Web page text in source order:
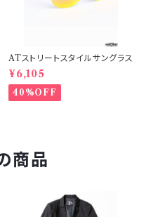
ATストリートスタイルサングラス
¥6,105
40%OFF
商品